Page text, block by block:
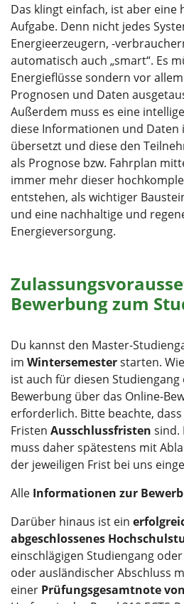
Das klingt einfach, ist aber eine
Aufgabe. Denn nicht jedes
Energieerzeugern, -
automatisch auch „smart“. Es
Energieflüsse sondern vor
Prognosen und Daten
Außerdem muss es eine
diese Informationen und Daten
übersetzt und diese den
als Prognose bzw. Fahrplan
immer mehr dieser
entstehen, als wichtiger
und eine nachhaltige und
Energieversorgung.
Bewerbung zum
Du kannst den Master-
im Wintersemesterstarten.
ist auch für diesen
Bewerbung über das Online-
erforderlich. Bitte beachte,
Fristen Ausschlussfristen sind.
muss daher spätestens mit
der jeweiligen Frist bei uns
Alle Informationen zur
Darüber hinaus ist ein
abgeschlossenes
einschlägigen Studiengang
oder ausländischer Abschluss
einer Prüfungsgesamtnote